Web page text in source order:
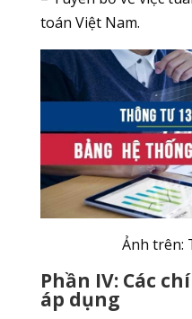
toán Việt Nam.
Ảnh trên:
Phần IV: Các
áp dụng